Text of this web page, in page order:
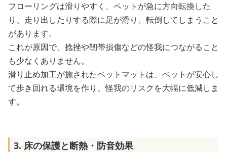
フローリングは滑りやすく、ペットが急に方向転換した
り、走り出したりする際に足が滑り、転倒してしまうこと
があります。
これが原因で、捻挫や靭帯損傷などの怪我につながること
も少なくありません。
滑り止め加工が施されたペットマットは、ペットが安心し
て歩き回れる環境を作り、怪我のリスクを大幅に低減しま
す。
3. 床の保護と断熱・防音効果